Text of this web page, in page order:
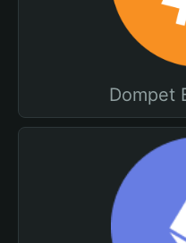
Dompet